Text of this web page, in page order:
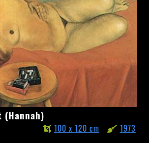
(Hannah)
1973
100 x 120 cm